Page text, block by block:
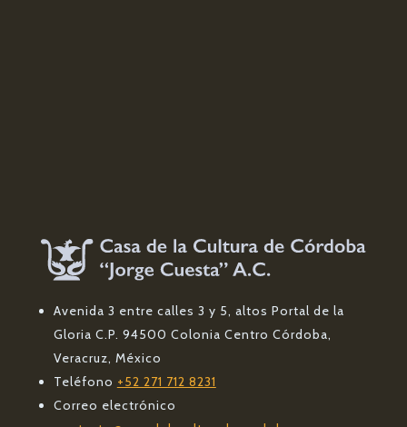
Avenida 3 entre calles 3 y 5, altos Portal de la
Gloria C.P. 94500 Colonia Centro Córdoba,
Veracruz, México
Teléfono +52 271 712 8231
Correo electrónico